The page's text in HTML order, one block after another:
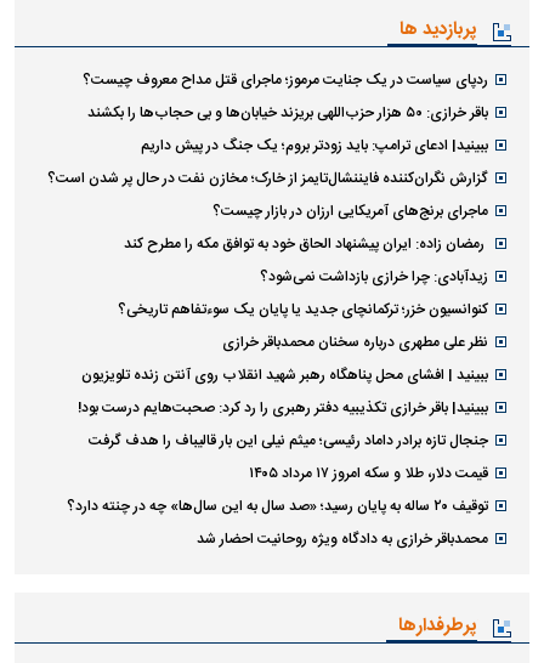
پربازدید ها
ردپای سیاست در یک جنایت مرموز؛ ماجرای قتل مداح معروف چیست؟
باقر خرازی: ۵۰ هزار حزب‌اللهی بریزند خیابان‌ها و بی حجاب‌ها را بکشند
ببینید| ادعای ترامپ: باید زودتر بروم؛ یک جنگ در پیش داریم
گزارش نگران‌کننده فایننشال‌تایمز از خارک؛ مخازن نفت در حال پر شدن است؟
ماجرای برنج‌های آمریکایی ارزان در بازار چیست؟
رمضان زاده: ایران پیشنهاد الحاق خود به توافق مکه را مطرح کند
زیدآبادی: چرا خرازی بازداشت نمی‌شود؟
کنوانسیون خزر؛ ترکمانچای جدید یا پایان یک سوءتفاهم تاریخی؟
نظر علی مطهری درباره سخنان محمدباقر خرازی
ببینید | افشای محل پناهگاه رهبر شهید انقلاب روی آنتن زنده تلویزیون
ببینید| باقر خرازی تکذیبیه دفتر رهبری را رد کرد: صحبت‌هایم درست بود!
جنجال تازه برادر داماد رئیسی؛ میثم نیلی این بار قالیباف را هدف گرفت
قیمت دلار، طلا و سکه امروز ۱۷ مرداد ۱۴۰۵
توقیف ۲۰ ساله به پایان رسید؛ «صد سال به این سال‌ها» چه در چنته دارد؟
محمدباقر خرازی به دادگاه ویژه روحانیت احضار شد
پرطرفدارها